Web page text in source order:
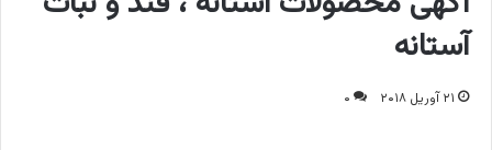
آستانه
۲۱ آوریل ۲۰۱۸ ۰